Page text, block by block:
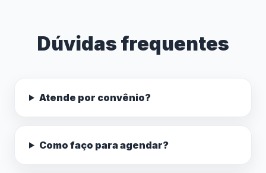
Dúvidas frequentes
Atende por convênio?
Como faço para agendar?